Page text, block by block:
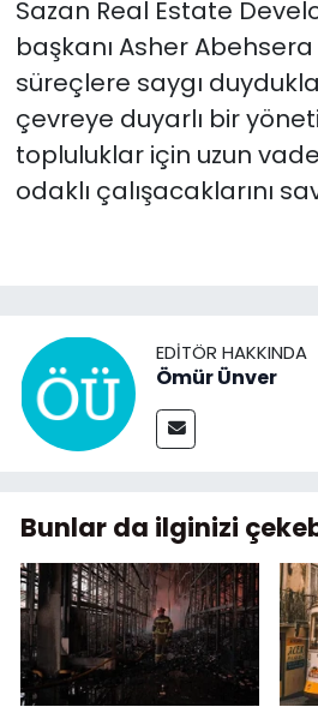
Sazan Real Estate
başkanı Asher
süreçlere saygı
çevreye duyarlı bir
topluluklar için uzun
odaklı çalışacaklarını
EDITÖR HAKKINDA
Ömür Ünver
Bunlar da ilginizi